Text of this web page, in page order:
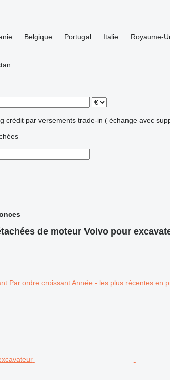
Belgique Portugal Italie Royaume-
crédit par versements trade-in ( échange avec
de moteur Volvo pour
Par ordre croissant Année - les plus récentes en